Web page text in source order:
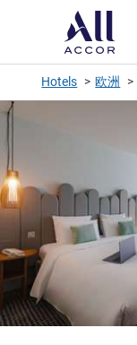
Hotels 欧洲